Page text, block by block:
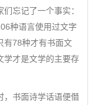
忘记了一个事实：
种语言使用过文字
有78种才有书面文
学才是文学的主要存
书面诗学话语便僭